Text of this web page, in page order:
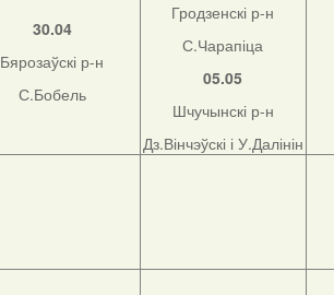
30.04
Бярозаўскі р-н
С.Бобель
Гродзенскі р-н
С.Чарапіца
05.05
Шчучынскі р-н
Дз.Вінчэўскі і У.Далінін